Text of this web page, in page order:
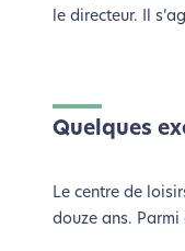
le directeur. Il
Quelques
Le centre de
douze ans.